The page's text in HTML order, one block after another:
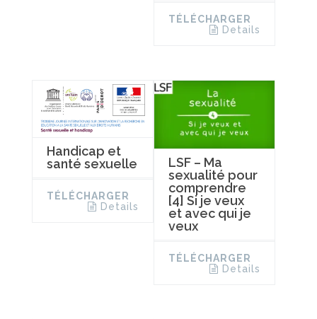
TÉLÉCHARGER
Details
Handicap et
santé sexuelle
TÉLÉCHARGER
Details
LSF – Ma
sexualité pour
comprendre
[4] Si je veux
et avec qui je
veux
TÉLÉCHARGER
Details